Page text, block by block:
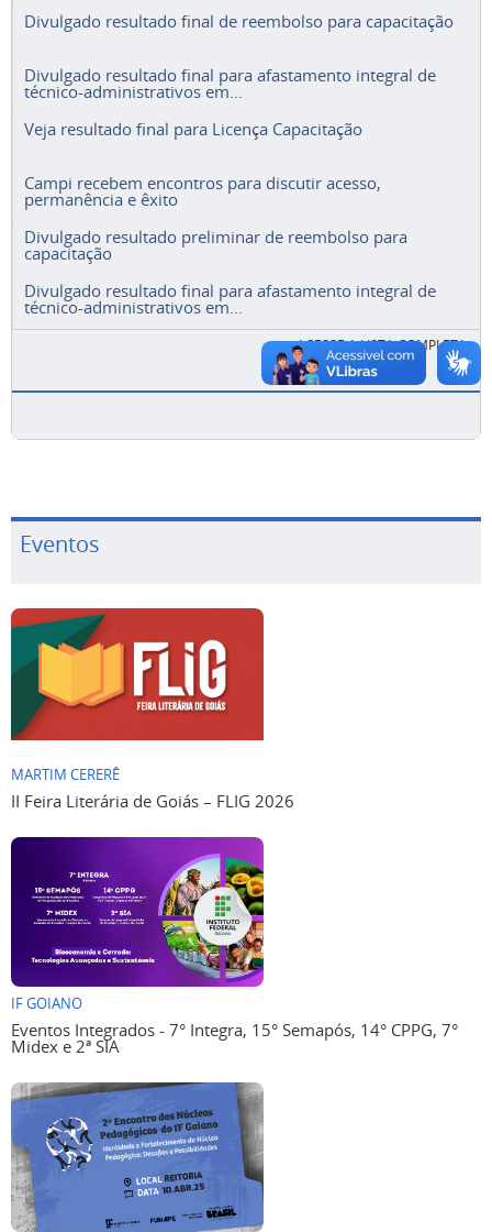
Divulgado resultado final de reembolso para capacitação
Divulgado resultado final para afastamento integral de
técnico-administrativos em...
Veja resultado final para Licença Capacitação
Campi recebem encontros para discutir acesso,
permanência e êxito
Divulgado resultado preliminar de reembolso para
capacitação
Divulgado resultado final para afastamento integral de
técnico-administrativos em...
ACESSE A LISTA COMPLETA
Eventos
MARTIM CERERÊ
II Feira Literária de Goiás – FLIG 2026
IF GOIANO
Eventos Integrados - 7° Integra, 15° Semapós, 14° CPPG, 7°
Midex e 2ª SIA